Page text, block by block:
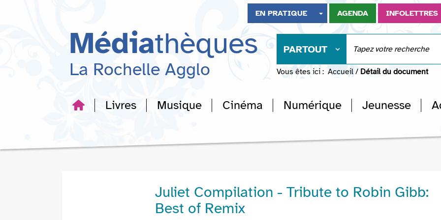
recherche
EN PRATIQUE AGENDA INFOLETTRES
Médiathèques
La Rochelle Agglo
PARTOUT
Vous êtes ici : Accueil / Détail du document
Livres Musique Cinéma Numérique Jeunesse
Juliet Compilation - Tribute to Robin Gibb:
Best of Remix